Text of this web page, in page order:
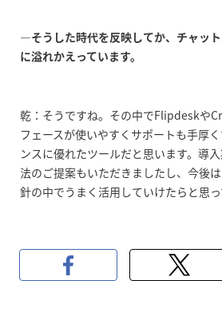
―そうした時代を反映してか、チャッ
に溢れかえっています。
乾：そうですね。その中でFlipdeskや
フェースが使いやすくサポートも手厚
ンスに優れたツールだと思います。導
法のご提案もいただきましたし、今後
針の中でうまく活用していけたらと思っ